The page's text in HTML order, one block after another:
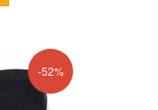
-52%